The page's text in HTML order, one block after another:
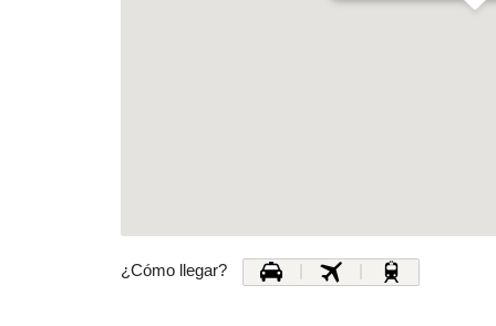
¿Cómo llegar? | |